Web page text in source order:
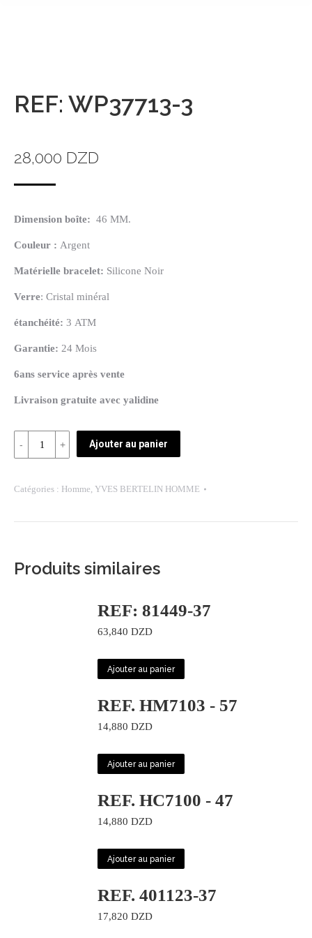
REF: WP37713-3
28,000 DZD
Dimension boîte: 46 MM.
Couleur : Argent
Matérielle bracelet: Silicone Noir
Verre: Cristal minéral
étanchéité: 3 ATM
Garantie: 24 Mois
6ans service après vente
Livraison gratuite avec yalidine
Quantité
REF:
3
Ajouter au panier
Catégories : Homme, YVES BERTELIN HOMME
Produits similaires
REF: 81449-37
63,840 DZD
Ajouter au panier
REF. HM7103 - 57
14,880 DZD
Ajouter au panier
REF. HC7100 - 47
14,880 DZD
Ajouter au panier
REF. 401123-37
17,820 DZD